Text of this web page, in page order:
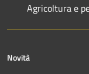
Agricoltura e
Novità